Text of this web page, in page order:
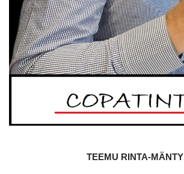
TEEMU RINTA-MÄNTY